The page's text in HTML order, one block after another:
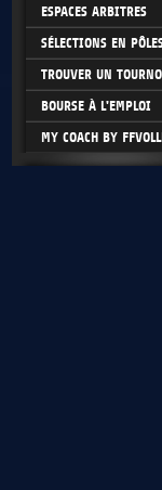
ESPACES ARBITRES
SÉLECTIONS EN
TROUVER UN
BOURSE À L'EMPLOI
MY COACH BY